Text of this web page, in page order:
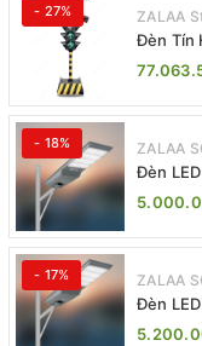
- 27% ZALAA
Đèn Tín
Trời
- 18% ZALAA
Đèn
TG 20W
- 17% ZALAA
Đèn
One |